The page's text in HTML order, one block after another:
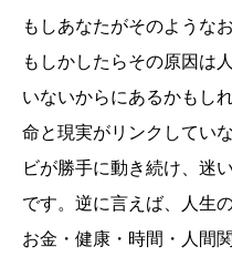
もしあなたがそのような
もしかしたらその原因は
いないからにあるかもし
命と現実がリンクしてい
ビが勝手に動き続け、迷
です。逆に言えば、人生
お金・健康・時間・人間